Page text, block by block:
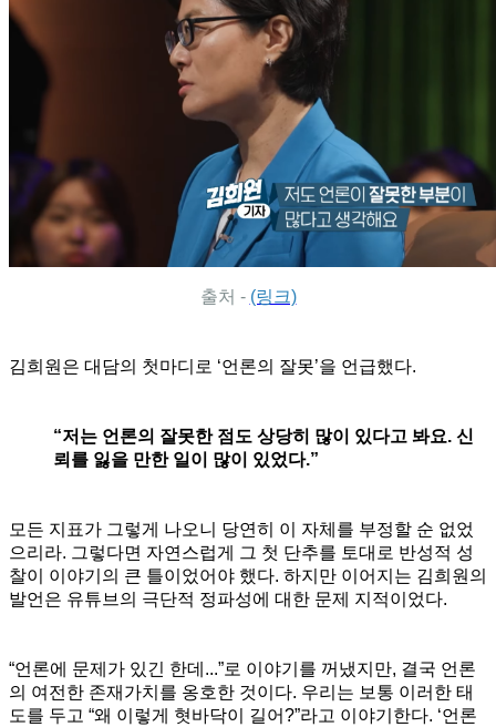
출처 - (링크)
김희원은 대담의 첫마디로 ‘언론의 잘못’을 언급했다.
“저는 언론의 잘못한 점도 상당히 많이 있다고 봐요. 신
뢰를 잃을 만한 일이 많이 있었다.”
모든 지표가 그렇게 나오니 당연히 이 자체를 부정할 순 없었
으리라. 그렇다면 자연스럽게 그 첫 단추를 토대로 반성적 성
찰이 이야기의 큰 틀이었어야 했다. 하지만 이어지는 김희원의
발언은 유튜브의 극단적 정파성에 대한 문제 지적이었다.
“언론에 문제가 있긴 한데...”로 이야기를 꺼냈지만, 결국 언론
의 여전한 존재가치를 옹호한 것이다. 우리는 보통 이러한 태
도를 두고 “왜 이렇게 혓바닥이 길어?”라고 이야기한다. ‘언론